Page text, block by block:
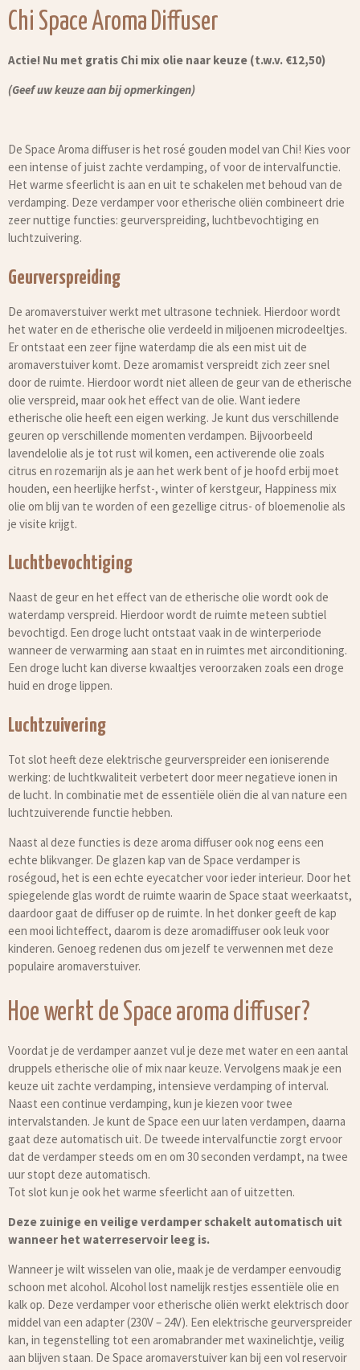
Chi Space Aroma Diffuser
Actie! Nu met gratis Chi mix olie naar keuze (t.w.v. €12,50)
(Geef uw keuze aan bij opmerkingen)
De Space Aroma diffuser is het rosé gouden model van Chi! Kies voor
een intense of juist zachte verdamping, of voor de intervalfunctie.
Het warme sfeerlicht is aan en uit te schakelen met behoud van de
verdamping. Deze verdamper voor etherische oliën combineert drie
zeer nuttige functies: geurverspreiding, luchtbevochtiging en
luchtzuivering.
Geurverspreiding
De aromaverstuiver werkt met ultrasone techniek. Hierdoor wordt
het water en de etherische olie verdeeld in miljoenen microdeeltjes.
Er ontstaat een zeer fijne waterdamp die als een mist uit de
aromaverstuiver komt. Deze aromamist verspreidt zich zeer snel
door de ruimte. Hierdoor wordt niet alleen de geur van de etherische
olie verspreid, maar ook het effect van de olie. Want iedere
etherische olie heeft een eigen werking. Je kunt dus verschillende
geuren op verschillende momenten verdampen. Bijvoorbeeld
lavendelolie als je tot rust wil komen, een activerende olie zoals
citrus en rozemarijn als je aan het werk bent of je hoofd erbij moet
houden, een heerlijke herfst-, winter of kerstgeur, Happiness mix
olie om blij van te worden of een gezellige citrus- of bloemenolie als
je visite krijgt.
Luchtbevochtiging
Naast de geur en het effect van de etherische olie wordt ook de
waterdamp verspreid. Hierdoor wordt de ruimte meteen subtiel
bevochtigd. Een droge lucht ontstaat vaak in de winterperiode
wanneer de verwarming aan staat en in ruimtes met airconditioning.
Een droge lucht kan diverse kwaaltjes veroorzaken zoals een droge
huid en droge lippen.
Luchtzuivering
Tot slot heeft deze elektrische geurverspreider een ioniserende
werking: de luchtkwaliteit verbetert door meer negatieve ionen in
de lucht. In combinatie met de essentiële oliën die al van nature een
luchtzuiverende functie hebben.
Naast al deze functies is deze aroma diffuser ook nog eens een
echte blikvanger. De glazen kap van de Space verdamper is
roségoud, het is een echte eyecatcher voor ieder interieur. Door het
spiegelende glas wordt de ruimte waarin de Space staat weerkaatst,
daardoor gaat de diffuser op de ruimte. In het donker geeft de kap
een mooi lichteffect, daarom is deze aromadiffuser ook leuk voor
kinderen. Genoeg redenen dus om jezelf te verwennen met deze
populaire aromaverstuiver.
Hoe werkt de Space aroma diffuser?
Voordat je de verdamper aanzet vul je deze met water en een aantal
druppels etherische olie of mix naar keuze. Vervolgens maak je een
keuze uit zachte verdamping, intensieve verdamping of interval.
Naast een continue verdamping, kun je kiezen voor twee
intervalstanden. Je kunt de Space een uur laten verdampen, daarna
gaat deze automatisch uit. De tweede intervalfunctie zorgt ervoor
dat de verdamper steeds om en om 30 seconden verdampt, na twee
uur stopt deze automatisch.
Tot slot kun je ook het warme sfeerlicht aan of uitzetten.
Deze zuinige en veilige verdamper schakelt automatisch uit
wanneer het waterreservoir leeg is.
Wanneer je wilt wisselen van olie, maak je de verdamper eenvoudig
schoon met alcohol. Alcohol lost namelijk restjes essentiële olie en
kalk op. Deze verdamper voor etherische oliën werkt elektrisch door
middel van een adapter (230V – 24V). Een elektrische geurverspreider
kan, in tegenstelling tot een aromabrander met waxinelichtje, veilig
aan blijven staan. De Space aromaverstuiver kan bij een vol reservoir